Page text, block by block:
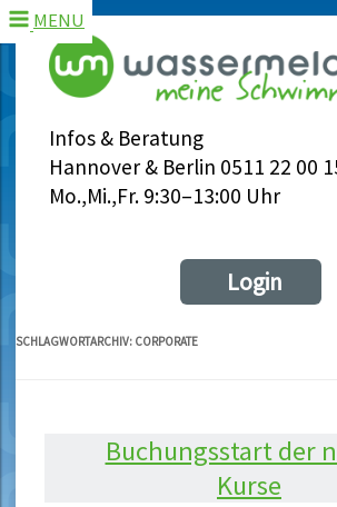
Infos & Beratung
Hannover & Berlin 0511 22 00
Mo.,Mi.,Fr. 9:30–13:00 Uhr
MENU
Login
SCHLAGWORTARCHIV: CORPORATE
Buchungsstart der
Kurse